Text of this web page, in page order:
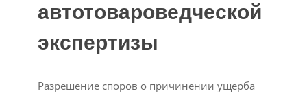
автотовароведческой
экспертизы
Разрешение споров о причинении ущерба